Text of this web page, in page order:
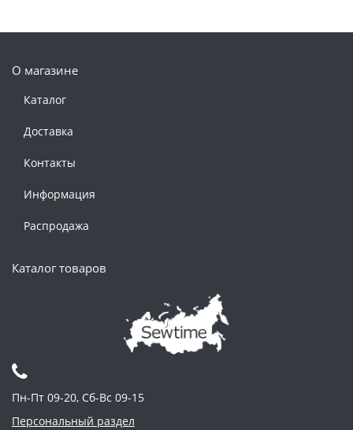
О магазине
Каталог
Доставка
Контакты
Информация
Распродажа
Каталог товаров
Пн-Пт 09-20, Сб-Вс 09-15
Персональный раздел